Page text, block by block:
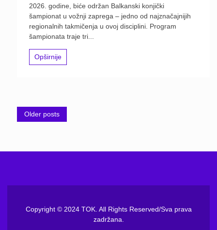
2026. godine, biće održan Balkanski konjički
šampionat u vožnji zaprega – jedno od najznačajnijih
regionalnih takmičenja u ovoj disciplini. Program
šampionata traje tri...
Opširnije
Posts
Older posts
Copyright © 2024 TOK. All Rights Reserved/Sva prava
zadržana.